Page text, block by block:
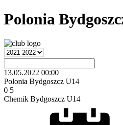
Polonia
13.05.2022 00:00
Polonia Bydgoszcz U14
0 5
Chemik Bydgoszcz U14